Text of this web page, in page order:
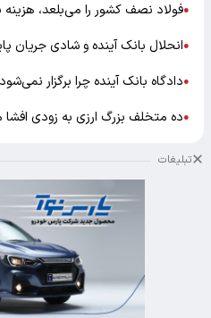
●فولاد نصف کشور را می‌بلعد، هزینه
●انحلال بانک آینده و شادی جریان
●دادگاه بانک آینده چرا برگزار
●ده متخلف بزرگ ارزی به زودی
تبلیغات